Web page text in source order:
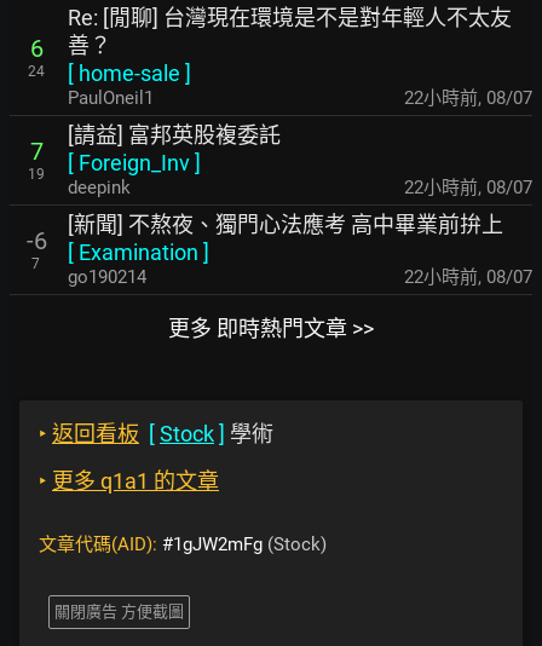
6
24
Re: [閒聊] 台灣現在環境是不是對年輕人不太友
善？
[ home-sale ]
PaulOneil1 22小時前, 08/07
7
19
[請益] 富邦英股複委託
[ Foreign_Inv]
deepink 22小時前, 08/07
-6
7
[新聞] 不熬夜、獨門心法應考 高中畢業前拚上
[ Examination ]
go190214 22小時前, 08/07
更多 即時熱門文章 >>
‣ 返回看板 [Stock] 學術
‣ 更多 q1a1 的文章
文章代碼(AID): #1gJW2mFg (Stock)
關閉廣告 方便截圖